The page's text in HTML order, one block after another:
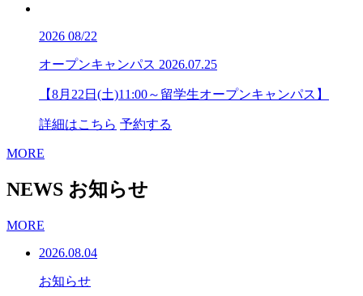
2026 08/22
オープンキャンパス 2026.07.25
【8月22日(土)11:00～留学生オープンキャンパス】
詳細はこちら 予約する
MORE
NEWS お知らせ
MORE
2026.08.04
お知らせ